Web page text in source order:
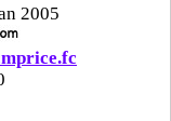
ลงทะเบียน
ร 24 ชั่วโมงทั่ว
2005